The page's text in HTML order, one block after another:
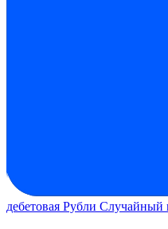
дебетовая Рубли Случайный